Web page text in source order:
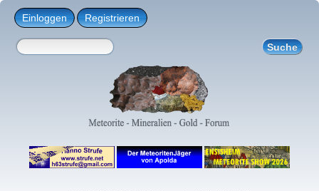
Einloggen Registrieren